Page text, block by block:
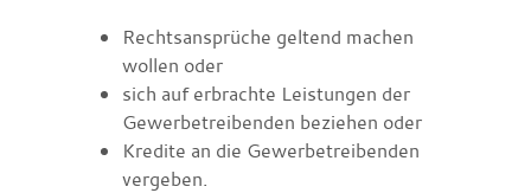
Rechtsansprüche geltend machen
wollen oder
sich auf erbrachte Leistungen der
Gewerbetreibenden beziehen oder
Kredite an die Gewerbetreibenden
vergeben.